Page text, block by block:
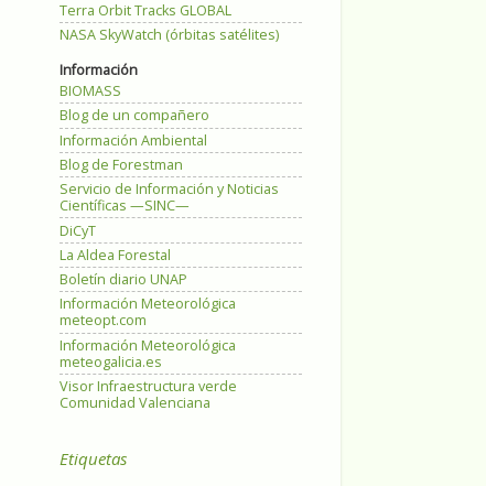
Terra Orbit Tracks GLOBAL
NASA SkyWatch (órbitas satélites)
Información
BIOMASS
Blog de un compañero
Información Ambiental
Blog de Forestman
Servicio de Información y Noticias
Científicas —SINC—
DiCyT
La Aldea Forestal
Boletín diario UNAP
Información Meteorológica
meteopt.com
Información Meteorológica
meteogalicia.es
Visor Infraestructura verde
Comunidad Valenciana
Etiquetas